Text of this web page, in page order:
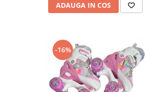
ADAUGA IN COS
-16%